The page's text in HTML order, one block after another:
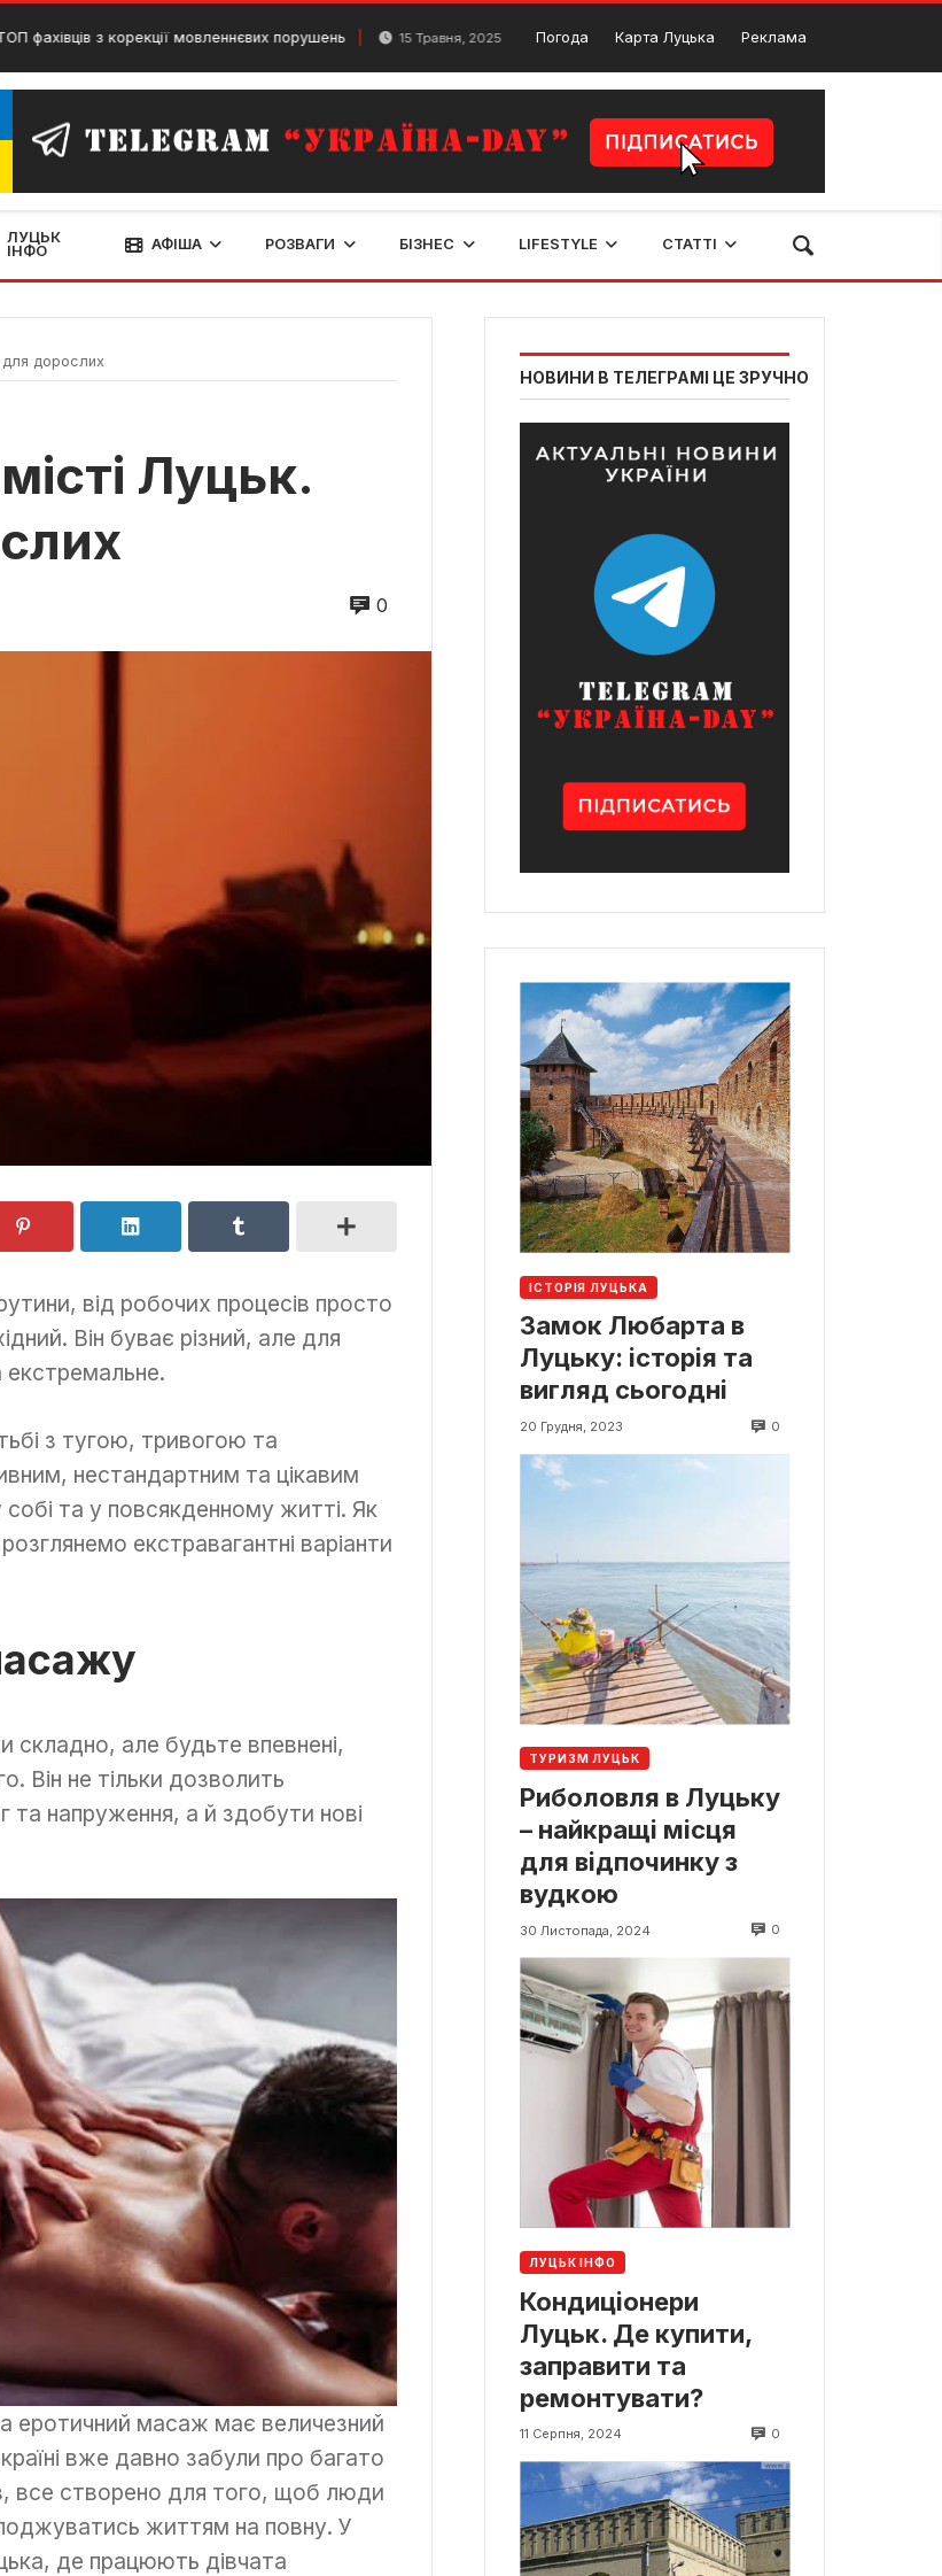
з корекції мовленнєвих порушень 15 Травня, 2025 Весільні салони Луцьк. ТОП 8 найкращих салонів
Погода Карта Луцька Реклама
ЛУЦЬК
ІНФО
АФІША РОЗВАГИ БІЗНЕС LIFESTYLE СТАТТІ
для дорослих
Луцьк.
0
від робочих процесів просто
Він буває різний, але для
екстремальне.
з тугою, тривогою та
нестандартним та цікавим
собі та у повсякденному житті. Як
екстравагантні варіанти
складно, але будьте впевнені,
Він не тільки дозволить
та напруження, а й здобути нові
еротичний масаж має величезний
вже давно забули про багато
все створено для того, щоб люди
життям на повну. У
де працюють дівчата
НОВИНИ В ТЕЛЕГРАМІ ЦЕ ЗРУЧНО
ІСТОРІЯ ЛУЦЬКА
Замок Любарта в
Луцьку: історія та
вигляд сьогодні
20 Грудня, 2023 0
ТУРИЗМ ЛУЦЬК
Риболовля в Луцьку
– найкращі місця
для відпочинку з
вудкою
30 Листопада, 2024 0
ЛУЦЬК ІНФО
Кондиціонери
Луцьк. Де купити,
заправити та
ремонтувати?
11 Серпня, 2024 0